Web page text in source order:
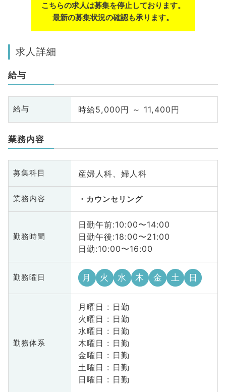
こちらの求人は募集を停止しております。
最新の募集状況の確認も承ります。
求人詳細
給与
給与 時給5,000円 ～ 11,400円
業務内容
募集科目 産婦人科、婦人科
業務内容 カウンセリング
勤務時間
日勤午前:10:00〜14:00
日勤午後:18:00〜21:00
日勤:10:00〜16:00
勤務曜日 月 火 水 木 金 土 日
勤務体系
月曜日 : 日勤
火曜日 : 日勤
水曜日 : 日勤
木曜日 : 日勤
金曜日 : 日勤
土曜日 : 日勤
日曜日 : 日勤